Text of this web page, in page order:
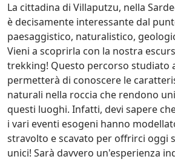
La cittadina di Villaputzu, nella
è decisamente interessante dal
paesaggistico, naturalistico,
Vieni a scoprirla con la nostra
trekking! Questo percorso studiato
permetterà di conoscere le
naturali nella roccia che rendono
questi luoghi. Infatti, devi sapere
i vari eventi esogeni hanno
stravolto e scavato per offrirci oggi
unici! Sarà davvero un'esperienza